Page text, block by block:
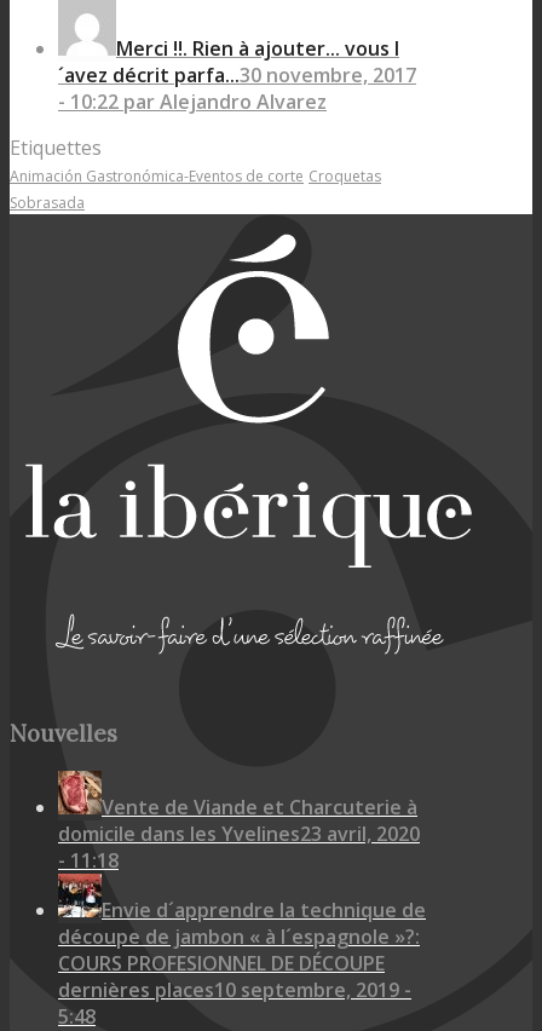
Merci !!. Rien à ajouter... vous l
´avez décrit parfa...30 novembre, 2017
- 10:22 par Alejandro Alvarez
Etiquettes
Animación Gastronómica-Eventos de corte Croquetas
Sobrasada
Nouvelles
Vente de Viande et Charcuterie à
domicile dans les Yvelines23 avril, 2020
- 11:18
Envie d´apprendre la technique de
découpe de jambon « à l´espagnole »?:
COURS PROFESIONNEL DE DÉCOUPE
dernières places10 septembre, 2019 -
5:48